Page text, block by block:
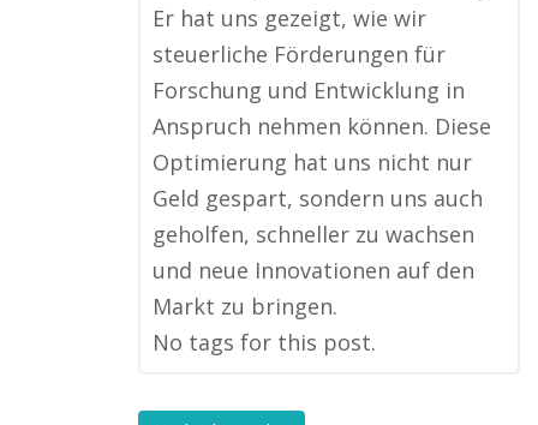
Er hat uns gezeigt, wie wir
steuerliche Förderungen für
Forschung und Entwicklung in
Anspruch nehmen können. Diese
Optimierung hat uns nicht nur
Geld gespart, sondern uns auch
geholfen, schneller zu wachsen
und neue Innovationen auf den
Markt zu bringen.
No tags for this post.